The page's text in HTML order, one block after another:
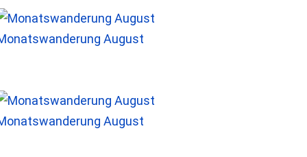
August
August